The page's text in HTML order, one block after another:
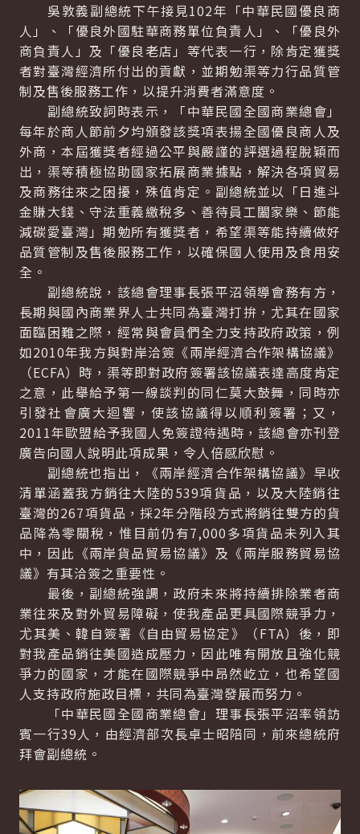
吳敦義副總統下午接見102年「中華民國優良商
人」、「優良外國駐華商務單位負責人」、「優良外
商負責人」及「優良老店」等代表一行，除肯定獲獎
者對臺灣經濟所付出的貢獻，並期勉渠等力行品質管
制及售後服務工作，以提升消費者滿意度。
副總統致詞時表示，「中華民國全國商業總會」
每年於商人節前夕均頒發該獎項表揚全國優良商人及
外商，本屆獲獎者經過公平與嚴謹的評選過程脫穎而
出，渠等積極協助國家拓展商業據點，解決各項貿易
及商務往來之困擾，殊值肯定。副總統並以「日進斗
金賺大錢、守法重義繳稅多、善待員工闔家樂、節能
減碳愛臺灣」期勉所有獲獎者，希望渠等能持續做好
品質管制及售後服務工作，以確保國人使用及食用安
全。
副總統說，該總會理事長張平沼領導會務有方，
長期與國內商業界人士共同為臺灣打拚，尤其在國家
面臨困難之際，經常與會員們全力支持政府政策，例
如2010年我方與對岸洽簽《兩岸經濟合作架構協議》
（ECFA）時，渠等即對政府簽署該協議表達高度肯定
之意，此舉給予第一線談判的同仁莫大鼓舞，同時亦
引發社會廣大迴響，使該協議得以順利簽署；又，
2011年歐盟給予我國人免簽證待遇時，該總會亦刊登
廣告向國人說明此項成果，令人倍感欣慰。
副總統也指出，《兩岸經濟合作架構協議》早收
清單涵蓋我方銷往大陸的539項貨品，以及大陸銷往
臺灣的267項貨品，採2年分階段方式將銷往雙方的貨
品降為零關稅，惟目前仍有7,000多項貨品未列入其
中，因此《兩岸貨品貿易協議》及《兩岸服務貿易協
議》有其洽簽之重要性。
最後，副總統強調，政府未來將持續排除業者商
業往來及對外貿易障礙，使我產品更具國際競爭力，
尤其美、韓自簽署《自由貿易協定》（FTA）後，即
對我產品銷往美國造成壓力，因此唯有開放且強化競
爭力的國家，才能在國際競爭中昂然屹立，也希望國
人支持政府施政目標，共同為臺灣發展而努力。
「中華民國全國商業總會」理事長張平沼率領訪
賓一行39人，由經濟部次長卓士昭陪同，前來總統府
拜會副總統。